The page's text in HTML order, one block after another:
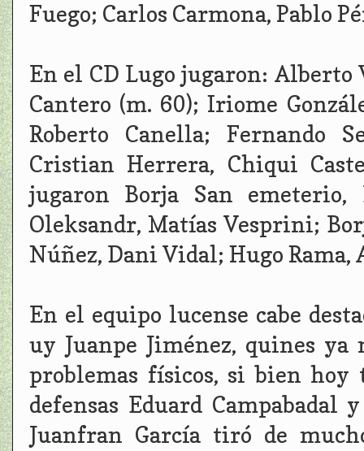
Fuego; Carlos Carmona, Pablo
En el CD Lugo jugaron: Alberto
Cantero (m. 60); Iriome
Roberto Canella; Fernando
Cristian Herrera, Chiqui
jugaron Borja San emeterio,
Oleksandr, Matías Vesprini;
Núñez, Dani Vidal; Hugo
En el equipo lucense cabe
uy Juanpe Jiménez, quines
problemas físicos, si bien
defensas Eduard Campabadal
Juanfran García tiró de